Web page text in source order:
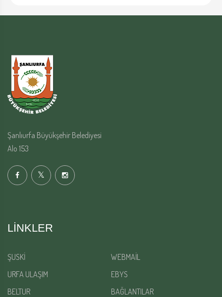
Şanlıurfa Büyükşehir Belediyesi
Alo 153
LINKLER
ŞUSKİ
WEBMAİL
URFA ULAŞIM
EBYS
BELTUR
BAĞLANTILAR